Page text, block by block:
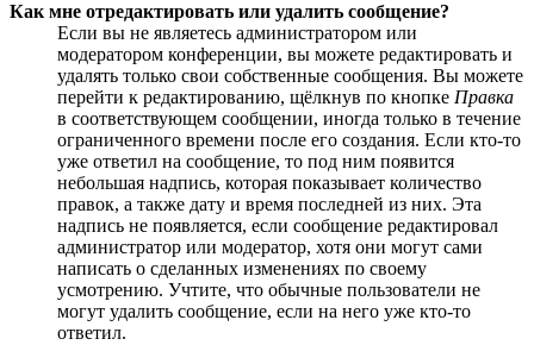
Как мне отредактировать или удалить сообщение?
Если вы не являетесь администратором или
модератором конференции, вы можете редактировать и
удалять только свои собственные сообщения. Вы можете
перейти к редактированию, щёлкнув по кнопке Правка
в соответствующем сообщении, иногда только в течение
ограниченного времени после его создания. Если кто-то
уже ответил на сообщение, то под ним появится
небольшая надпись, которая показывает количество
правок, а также дату и время последней из них. Эта
надпись не появляется, если сообщение редактировал
администратор или модератор, хотя они могут сами
написать о сделанных изменениях по своему
усмотрению. Учтите, что обычные пользователи не
могут удалить сообщение, если на него уже кто-то
ответил.